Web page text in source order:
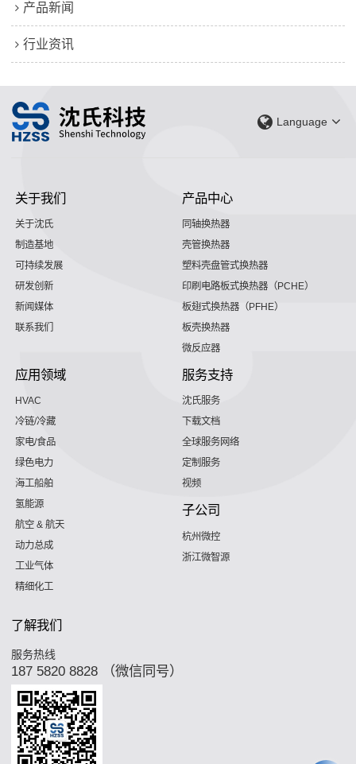
产品新闻
行业资讯
Language
关于我们
关于沈氏
制造基地
可持续发展
研发创新
新闻媒体
联系我们
产品中心
同轴换热器
壳管换热器
塑料壳盘管式换热器
印刷电路板式换热器（PCHE）
板翅式换热器（PFHE）
板壳换热器
微反应器
应用领域
HVAC
冷链/冷藏
家电/食品
绿色电力
海工船舶
氢能源
航空 & 航天
动力总成
工业气体
精细化工
服务支持
沈氏服务
下载文档
全球服务网络
定制服务
视频
子公司
杭州微控
浙江微智源
了解我们
服务热线
187 5820 8828 （微信同号）